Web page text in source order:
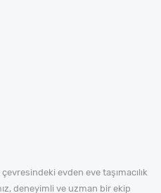
evden eve taşımacılık
deneyimli ve uzman bir ekip